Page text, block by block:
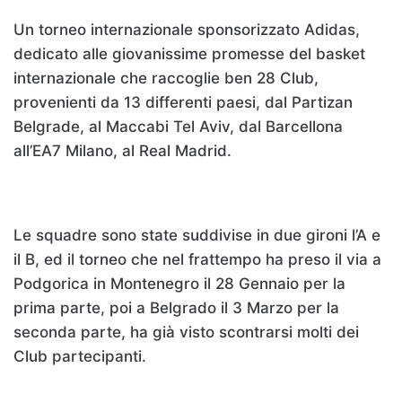
Un torneo internazionale sponsorizzato Adidas,
dedicato alle giovanissime promesse del basket
internazionale che raccoglie ben 28 Club,
provenienti da 13 differenti paesi, dal Partizan
Belgrade, al Maccabi Tel Aviv, dal Barcellona
all’EA7 Milano, al Real Madrid.
Le squadre sono state suddivise in due gironi l’A e
il B, ed il torneo che nel frattempo ha preso il via a
Podgorica in Montenegro il 28 Gennaio per la
prima parte, poi a Belgrado il 3 Marzo per la
seconda parte, ha già visto scontrarsi molti dei
Club partecipanti.